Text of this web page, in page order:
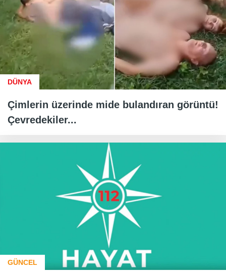
DÜNYA
Çimlerin üzerinde mide bulandıran görüntü!
Çevredekiler...
GÜNCEL